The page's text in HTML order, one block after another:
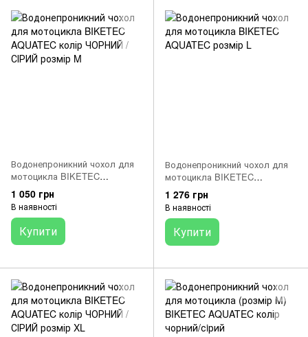
Водонепроникний чохол для
мотоцикла BIKETEC
AQUATEC колір ЧОРНИЙ /
СІРИЙ розмір M
1 050 грн
В наявності
Купити
Водонепроникний чохол для
мотоцикла BIKETEC
AQUATEC розмір L
1 276 грн
В наявності
Купити